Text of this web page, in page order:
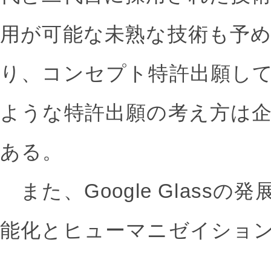
用が可能な未熟な技術も予
り、コンセプト特許出願し
ような特許出願の考え方は
ある。
また、Google Glassの発
能化とヒューマニゼイショ